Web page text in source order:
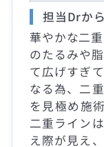
担当Drか
華やかな二
のたるみや
て広げすぎ
なる為、二
を見極め施
二重ライン
え際が見え